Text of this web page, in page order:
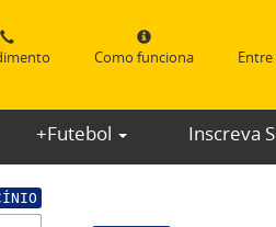
Como funciona
+Futebol Inscreva